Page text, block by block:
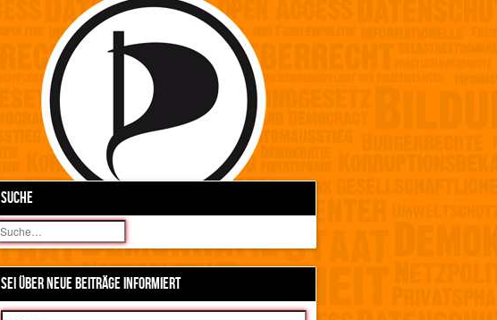
SUCHE
Suchen
SEI ÜBER NEUE BEITRÄGE INFORMIERT